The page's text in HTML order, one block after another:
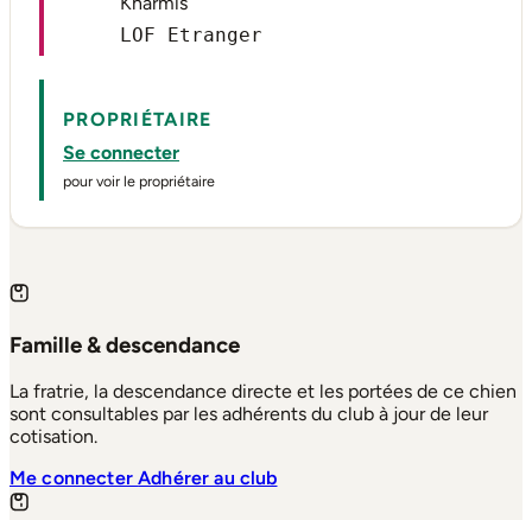
LOF Etranger
PROPRIÉTAIRE
Se connecter
pour voir le propriétaire
Famille & descendance
La fratrie, la descendance directe et les portées de ce chien
sont consultables par les adhérents du club à jour de leur
cotisation.
Me connecterAdhérer au club